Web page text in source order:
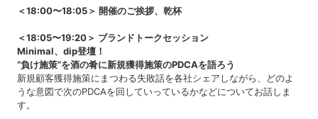
＜18:00〜18:05＞ 開催のご挨拶、乾杯
＜18:05〜19:20＞ ブランドトークセッション
Minimal、dip登壇！
”負け施策”を酒の肴に新規獲得施策のPDCAを語ろう
新規顧客獲得施策にまつわる失敗話を各社シェアしながら、どのよ
うな意図で次のPDCAを回していっているかなどについてお話しま
す。